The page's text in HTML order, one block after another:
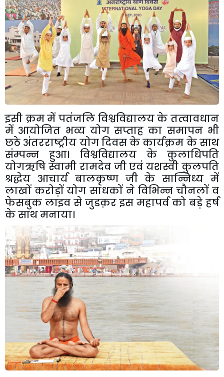
इसी क्रम में पतंजलि विश्वविद्यालय के तत्वावधान
में आयोजित भव्य योग सप्ताह का समापन भी
छठे अंतरराष्ट्रीय योगदिवसकेकार्यक्रम केसाथ
संम्पन्न
हुआ। विश्वविद्यालय के
कुलाधिपति
योगऋषि स्वामी रामदेव जी एवं यशस्वी कुलपति
श्रद्धेय आचार्य बालकृष्ण जी के सान्निध्य में
लाखों करोड़ों योग साधकों ने विभिन्न चौनलों व
फेसबुक लाइव से जुडक़र इस महापर्व को बड़े हर्ष
केसाथमनाया।